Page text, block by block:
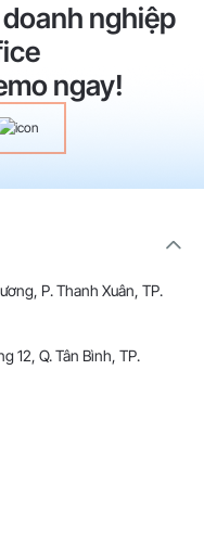
nghiệp
ngay!
P. Thanh Xuân, TP.
12, Q. Tân Bình, TP.